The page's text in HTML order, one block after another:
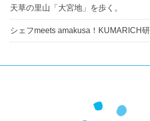
天草の里山「大宮地」を歩く。
シェフmeets amakusa！KUMARICH